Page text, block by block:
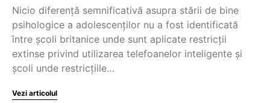
Nicio diferență semnificativă asupra stării de bine
psihologice a adolescenților nu a fost identificată
între școli britanice unde sunt aplicate restricții
extinse privind utilizarea telefoanelor inteligente și
școli unde restricțiile…
Vezi articolul